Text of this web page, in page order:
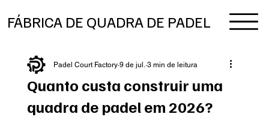
FÁBRICA DE QUADRA DE PADEL
Quanto custa construir uma
quadra de padel em 2026?
Padel Court Factory 9 de jul. 3 min de leitura